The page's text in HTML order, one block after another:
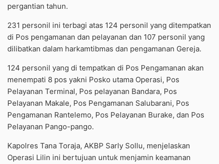
pergantian tahun.
231 personil ini terbagi atas 124 personil yang ditempatkan
di Pos pengamanan dan pelayanan dan 107 personil yang
dilibatkan dalam harkamtibmas dan pengamanan Gereja.
124 personil yang di tempatkan di Pos Pengamanan akan
menempati 8 pos yakni Posko utama Operasi, Pos
Pelayanan Terminal, Pos pelayanan Bandara, Pos
Pelayanan Makale, Pos Pengamanan Salubarani, Pos
Pengamanan Rantelemo, Pos Pelayanan Burake, dan Pos
Pelayanan Pango-pango.
Kapolres Tana Toraja, AKBP Sarly Sollu, menjelaskan
Operasi Lilin ini bertujuan untuk menjamin keamanan